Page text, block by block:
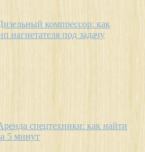
компрессор: как
нагнетателя под задачу
спецтехники: как найти
5 минут